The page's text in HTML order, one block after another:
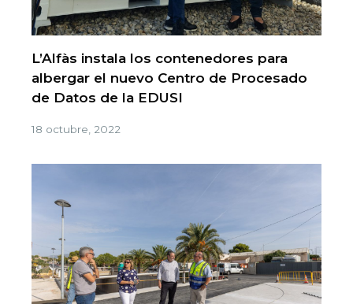
L’Alfàs instala los contenedores para
albergar el nuevo Centro de Procesado
de Datos de la EDUSI
18 octubre, 2022